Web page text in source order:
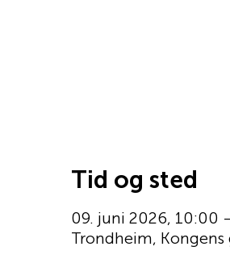
Tid og sted
09. juni 2026, 10:00
Trondheim,